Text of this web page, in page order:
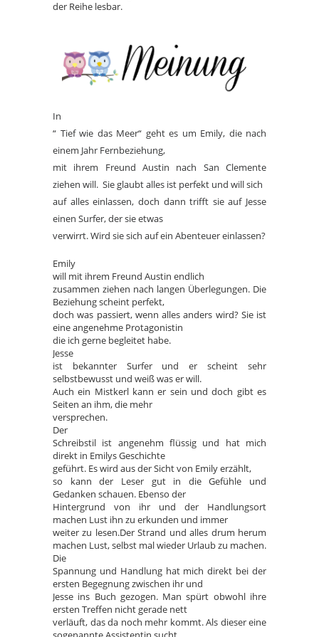
der Reihe lesbar.
In
“ Tief wie das Meer“ geht es um Emily, die nach
einem Jahr Fernbeziehung,
mit ihrem Freund Austin nach San Clemente
ziehen will. Sie glaubt alles ist perfekt und will sich
auf alles einlassen, doch dann trifft sie auf Jesse
einen Surfer, der sie etwas
verwirrt. Wird sie sich auf ein Abenteuer einlassen?
Emily
will mit ihrem Freund Austin endlich
zusammen ziehen nach langen Überlegungen. Die
Beziehung scheint perfekt,
doch was passiert, wenn alles anders wird? Sie ist
eine angenehme Protagonistin
die ich gerne begleitet habe.
Jesse
ist bekannter Surfer und er scheint sehr
selbstbewusst und weiß was er will.
Auch ein Mistkerl kann er sein und doch gibt es
Seiten an ihm, die mehr
versprechen.
Der
Schreibstil ist angenehm flüssig und hat mich
direkt in Emilys Geschichte
geführt. Es wird aus der Sicht von Emily erzählt,
so kann der Leser gut in die Gefühle und
Gedanken schauen. Ebenso der
Hintergrund von ihr und der Handlungsort
machen Lust ihn zu erkunden und immer
weiter zu lesen.Der Strand und alles drum herum
machen Lust, selbst mal wieder Urlaub zu machen.
Die
Spannung und Handlung hat mich direkt bei der
ersten Begegnung zwischen ihr und
Jesse ins Buch gezogen. Man spürt obwohl ihre
ersten Treffen nicht gerade nett
verläuft, das da noch mehr kommt. Als dieser eine